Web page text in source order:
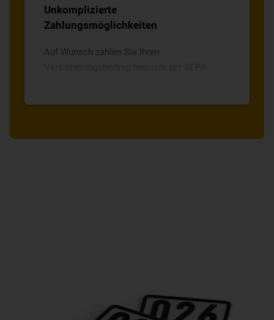
Unkomplizierte
Zahlungsmöglichkeiten
Auf Wunsch zahlen Sie Ihren